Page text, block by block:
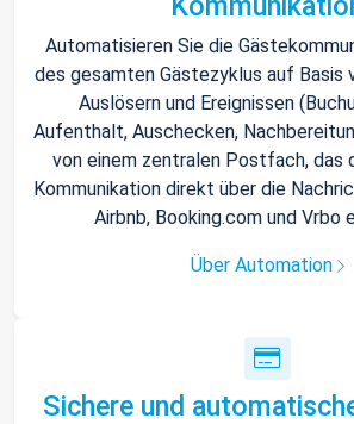
Automatisieren Sie die
des gesamten Gästezyklus auf Basis
Auslösern und Ereignissen
Aufenthalt, Auschecken,
von einem zentralen Postfach, das
Kommunikation direkt über die
Airbnb, Booking.com und Vrbo
Über Automation
Sichere und